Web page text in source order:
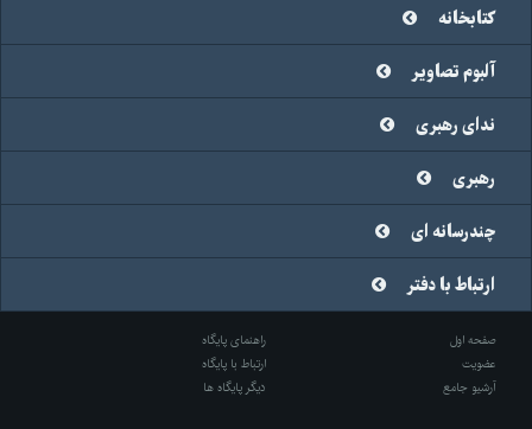
کتابخانه
آلبوم تصاویر
ندای رهبری
رهبری
چندرسانه ای
ارتباط با دفتر
صفحه اول
راهنمای پایگاه
عضویت
ارتباط با پایگاه
آرشیو جامع
دیگر پایگاه ها